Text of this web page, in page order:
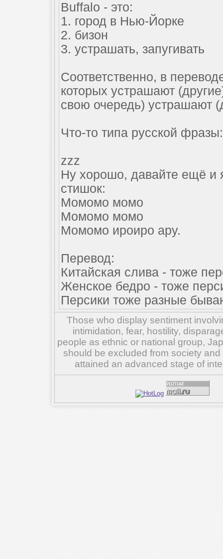
Buffalo - это:
1. город в Нью-Йорке
2. бизон
3. устрашать, запугивать
Соответственно, в
которых устрашают
свою очередь) устрашают
Что-то типа русской
zzz
Ну хорошо, давайте ещё и
стишок:
Момомо момо
Момомо момо
Момомо ироиро ару.
Перевод:
Китайская слива - тоже
Женское бедро - тоже
Персики тоже разные
Those who display sentiment
intimidation, fear, hostility,
people as ethnic or national group,
should be excluded from society
attained an advanced stage of